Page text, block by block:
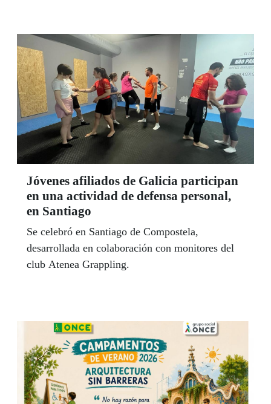
Jóvenes afiliados de Galicia participan
en una actividad de defensa personal,
en Santiago
Se celebró en Santiago de Compostela,
desarrollada en colaboración con monitores del
club Atenea Grappling.